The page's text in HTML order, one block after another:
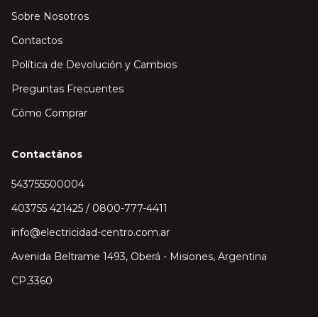
Sobre Nosotros
Contactos
Política de Devolución y Cambios
Preguntas Frecuentes
Cómo Comprar
Contactános
543755500004
403755 421425 / 0800-777-4411
info@electricidad-centro.com.ar
Avenida Beltrame 1493, Oberá - Misiones, Argentina
CP.3360